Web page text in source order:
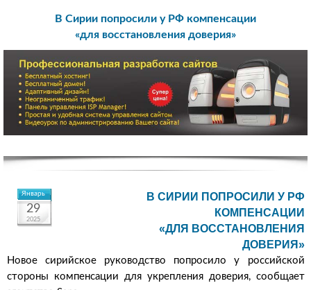
В Сирии попросили у РФ компенсации
«для восстановления доверия»
Январь
29
2025
В СИРИИ ПОПРОСИЛИ У РФ
КОМПЕНСАЦИИ
«ДЛЯ ВОССТАНОВЛЕНИЯ
ДОВЕРИЯ»
Новое сирийское руководство попросило у российской
стороны компенсации для укрепления доверия, сообщает